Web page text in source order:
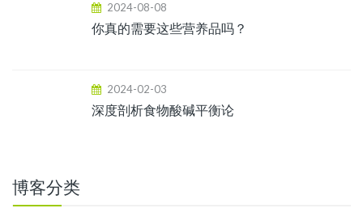
2024-08-08
你真的需要这些营养品吗？
2024-02-03
深度剖析食物酸碱平衡论
博客分类